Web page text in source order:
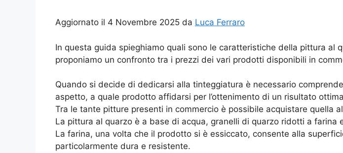
Aggiornato il 4 Novembre 2025 da Luca Ferraro
In questa guida spieghiamo quali sono le caratteristiche della pittura al
proponiamo un confronto tra i prezzi dei vari prodotti disponibili in
Quando si decide di dedicarsi alla tinteggiatura è necessario
aspetto, a quale prodotto affidarsi per l’ottenimento di un risultato
Tra le tante pitture presenti in commercio è possibile acquistare quella
La pittura al quarzo è a base di acqua, granelli di quarzo ridotti a farina
La farina, una volta che il prodotto si è essiccato, consente alla
particolarmente dura e resistente.